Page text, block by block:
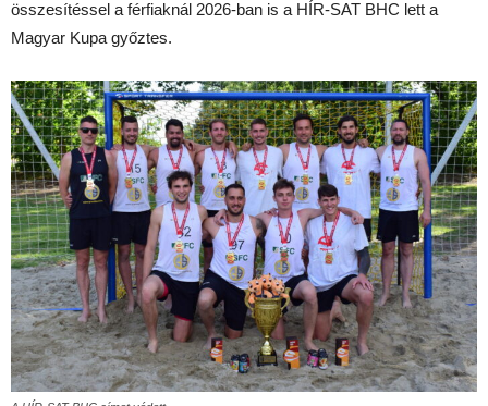
összesítéssel a férfiaknál 2026-ban is a HÍR-SAT BHC lett a
Magyar Kupa győztes.